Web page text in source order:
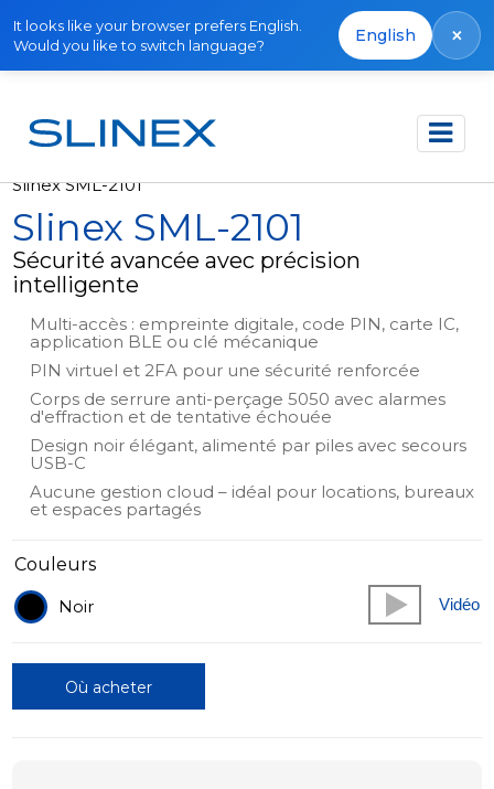
It looks like your browser prefers English.
Would you like to switch language?
English ×
Accueil Produits Serrures intelligentes
Slinex SML-2101
Slinex SML-2101
Sécurité avancée avec précision
intelligente
Multi-accès : empreinte digitale, code PIN, carte IC,
application BLE ou clé mécanique
PIN virtuel et 2FA pour une sécurité renforcée
Corps de serrure anti-perçage 5050 avec alarmes
d'effraction et de tentative échouée
Design noir élégant, alimenté par piles avec secours
USB-C
Aucune gestion cloud – idéal pour locations, bureaux
et espaces partagés
Couleurs
Noir
Vidéo
Où acheter